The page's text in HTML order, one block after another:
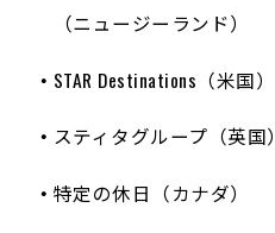
（ニュージーランド）
STAR Destinations（米国）
スティタグループ（英国）
特定の休日（カナダ）